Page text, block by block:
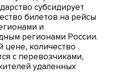
субсидирует
билетов на рейсы
и
регионами России.
цене, количество
с перевозчиками,
удаленных